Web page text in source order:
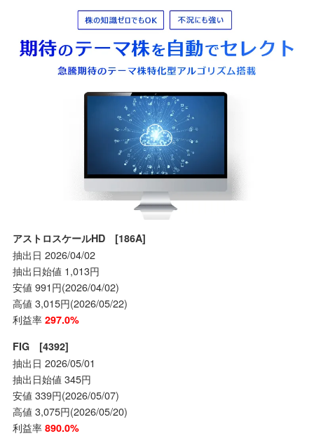
アストロスケールHD [186A]
抽出日 2026/04/02
抽出日始値 1,013円
安値 991円(2026/04/02)
高値 3,015円(2026/05/22)
利益率 297.0%
FIG [4392]
抽出日 2026/05/01
抽出日始値 345円
安値 339円(2026/05/07)
高値 3,075円(2026/05/20)
利益率 890.0%